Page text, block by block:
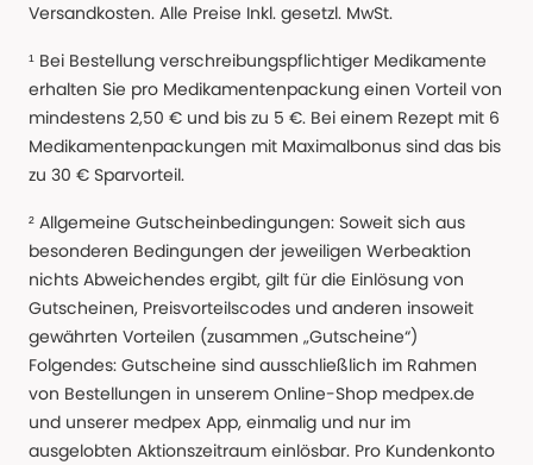
Versandkosten. Alle Preise Inkl. gesetzl. MwSt.
¹ Bei Bestellung verschreibungspflichtiger Medikamente
erhalten Sie pro Medikamentenpackung einen Vorteil von
mindestens 2,50 € und bis zu 5 €. Bei einem Rezept mit 6
Medikamentenpackungen mit Maximalbonus sind das bis
zu 30 € Sparvorteil.
² Allgemeine Gutscheinbedingungen: Soweit sich aus
besonderen Bedingungen der jeweiligen Werbeaktion
nichts Abweichendes ergibt, gilt für die Einlösung von
Gutscheinen, Preisvorteilscodes und anderen insoweit
gewährten Vorteilen (zusammen „Gutscheine“)
Folgendes: Gutscheine sind ausschließlich im Rahmen
von Bestellungen in unserem Online-Shop medpex.de
und unserer medpex App, einmalig und nur im
ausgelobten Aktionszeitraum einlösbar. Pro Kundenkonto